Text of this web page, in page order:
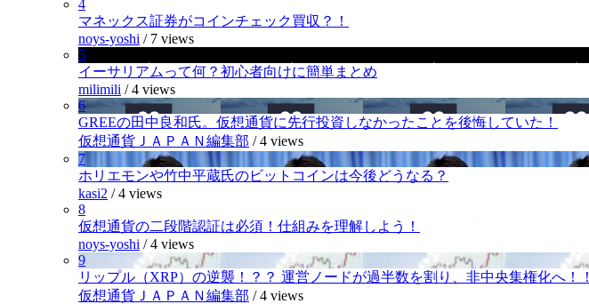
4
マネックス証券がコインチェック買収？！
noys-yoshi / 7 views
5
イーサリアムって何？初心者向けに簡単まとめ
milimili /4 views
6
GREEの田中良和氏。仮想通貨に先行投資しなかったことを後悔していた！
仮想通貨ＪＡＰＡＮ編集部 /4 views
7
ホリエモンや竹中平蔵氏のビットコインは今後どうなる？
kasi2 /4 views
8
仮想通貨の二段階認証は必須！仕組みを理解しよう！
noys-yoshi /4 views
9
リップル（XRP）の逆襲！？？ 運営ノードが過半数を割り、非中央集権化へ！！
仮想通貨ＪＡＰＡＮ編集部 /4 views